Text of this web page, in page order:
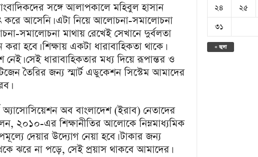
সঙ্গে আলাপকালে মহিবুল হাসান
করে আসেনি। এটা নিয়ে আলোচনা-সমালোচনা
সমালোচনা মাথায় রেখেই সেখানে দুর্বলতা
হবে। শিক্ষায় একটা ধারাবাহিকতা থাকে।
সেই ধারাবাহিকতার মধ্য দিয়ে রূপান্তর ও
তৈরির জন্য স্মার্ট এডুকেশন সিস্টেম আমাদের
অব বাংলাদেশ (ইরাব) নেতাদের
২০১০-এর শিক্ষানীতির আলোকে নিম্নমাধ্যমিক
দেয়ার উদ্যোগ নেয়া হবে। টাকার জন্য
ঝরে না পড়ে, সেই প্রয়াস থাকবে আমাদের।
« জুলা
২৪
২৫
৩১